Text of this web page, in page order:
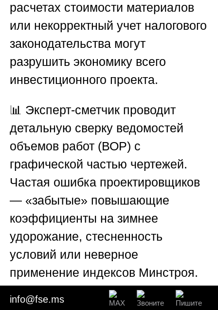
расчетах стоимости материалов
или некорректный учет налогового
законодательства могут
разрушить экономику всего
инвестиционного проекта.
📊 Эксперт-сметчик проводит
детальную сверку ведомостей
объемов работ (ВОР) с
графической частью чертежей.
Частая ошибка проектировщиков
— «забытые» повышающие
коэффициенты на зимнее
удорожание, стесненность
условий или неверное
применение индексов Минстроя.
Экспертиза четко разделяет:
info@fse.ms